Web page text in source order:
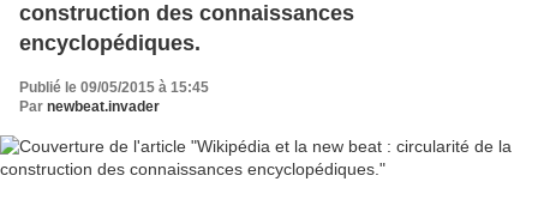
construction des connaissances
encyclopédiques.
Publié le 09/05/2015 à 15:45
Par newbeat.invader